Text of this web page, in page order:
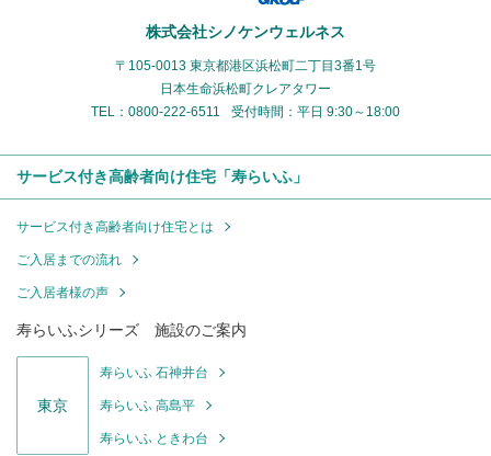
株式会社シノケンウェルネス
〒105-0013 東京都港区浜松町二丁目3番1号
日本生命浜松町クレアタワー
TEL：0800-222-6511
受付時間：平日 9:30～18:00
サービス付き高齢者向け住宅「寿らいふ」
サービス付き高齢者向け住宅とは
ご入居までの流れ
ご入居者様の声
寿らいふシリーズ 施設のご案内
東京
寿らいふ 石神井台
寿らいふ 高島平
寿らいふ ときわ台